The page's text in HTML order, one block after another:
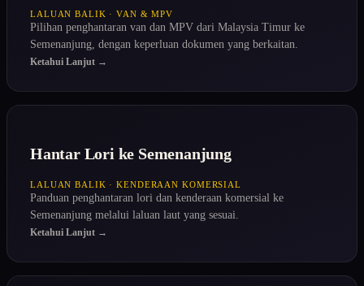
LALUAN BALIK · VAN & MPV
Pilihan penghantaran van dan MPV dari Malaysia Timur ke
Semenanjung, dengan keperluan dokumen yang berkaitan.
Ketahui Lanjut →
Hantar Lori ke Semenanjung
LALUAN BALIK · KENDERAAN KOMERSIAL
Panduan penghantaran lori dan kenderaan komersial ke
Semenanjung melalui laluan laut yang sesuai.
Ketahui Lanjut →